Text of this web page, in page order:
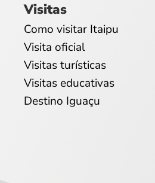
Visitas
Como visitar Itaipu
Visita oficial
Visitas turísticas
Visitas educativas
Destino Iguaçu